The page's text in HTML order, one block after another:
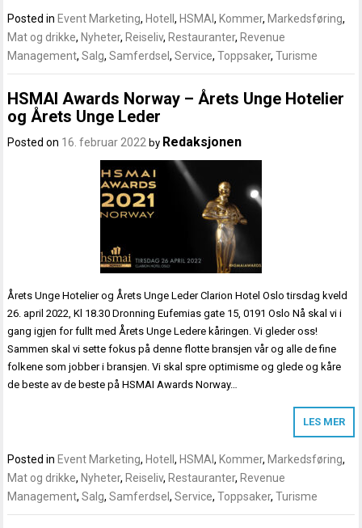
Posted in Event Marketing, Hotell, HSMAI, Kommer, Markedsføring,
Mat og drikke, Nyheter, Reiseliv, Restauranter, Revenue
Management,Salg,Samferdsel,Service,Toppsaker,Turisme
HSMAI Awards Norway – Årets Unge Hotelier
og Årets Unge Leder
Posted on 16. februar 2022 by Redaksjonen
Årets Unge Hotelier og Årets Unge Leder Clarion Hotel Oslo tirsdag kveld
26. april 2022, Kl 18.30 Dronning Eufemias gate 15, 0191 Oslo Nå skal vi i
gang igjen for fullt med Årets Unge Ledere kåringen. Vi gleder oss!
Sammen skal vi sette fokus på denne flotte bransjen vår og alle de fine
folkene som jobber i bransjen. Vi skal spre optimisme og glede og kåre
de beste av de beste på HSMAI Awards Norway…
LES MER
Posted in Event Marketing, Hotell, HSMAI, Kommer, Markedsføring,
Mat og drikke, Nyheter, Reiseliv, Restauranter, Revenue
Management,Salg,Samferdsel,Service,Toppsaker,Turisme